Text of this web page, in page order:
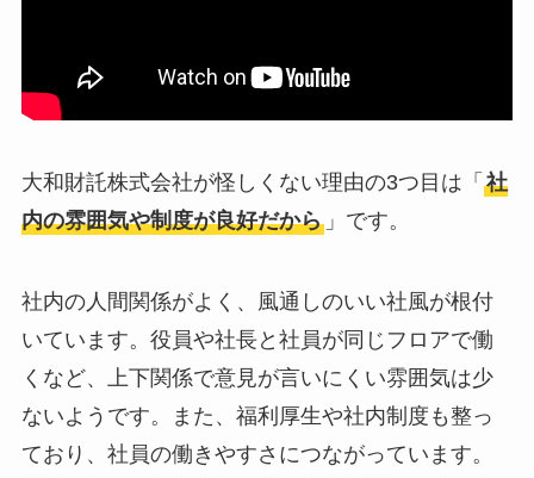
大和財託株式会社が怪しくない理由の3つ目は「 社
内の雰囲気や制度が良好だから」です。
社内の人間関係がよく、風通しのいい社風が根付
いています。役員や社長と社員が同じフロアで働
くなど、上下関係で意見が言いにくい雰囲気は少
ないようです。また、福利厚生や社内制度も整っ
ており、社員の働きやすさにつながっています。